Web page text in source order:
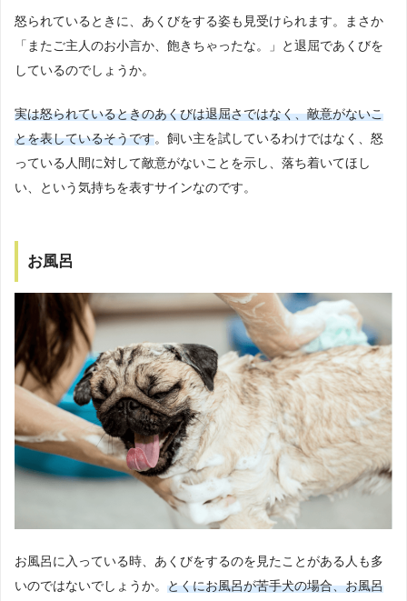
怒られているときに、あくびをする姿も見受けられます。まさか
「またご主人のお小言か、飽きちゃったな。」と退屈であくびを
しているのでしょうか。
実は怒られているときのあくびは退屈さではなく、敵意がないこ
とを表しているそうです。飼い主を試しているわけではなく、怒
っている人間に対して敵意がないことを示し、落ち着いてほし
い、という気持ちを表すサインなのです。
お風呂
お風呂に入っている時、あくびをするのを見たことがある人も多
いのではないでしょうか。 とくにお風呂が苦手犬の場合、お風呂